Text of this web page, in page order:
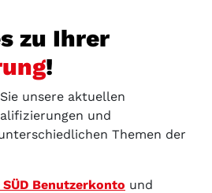
zu Ihrer
!
unsere aktuellen
und
Themen der
SÜD Benutzerkonto und